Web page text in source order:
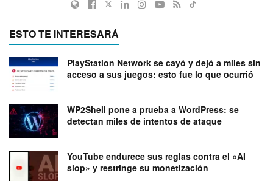
ESTO TE INTERESARÁ
PlayStation Network se cayó y dejó a miles sin
acceso a sus juegos: esto fue lo que ocurrió
WP2Shell pone a prueba a WordPress: se
detectan miles de intentos de ataque
YouTube endurece sus reglas contra el «AI
slop» y restringe su monetización